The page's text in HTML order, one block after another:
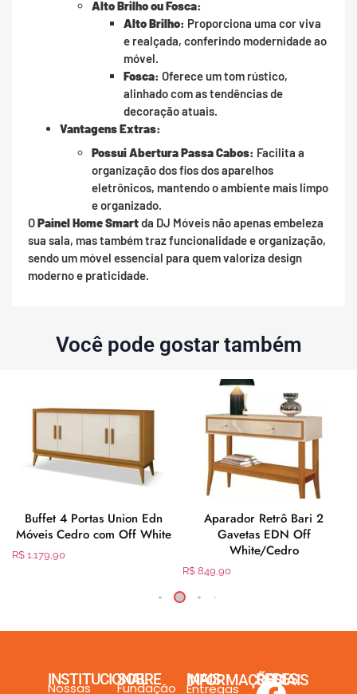
Alto Brilho ou Fosca:
Alto Brilho: Proporciona uma cor viva
e realçada, conferindo modernidade ao
móvel.
Fosca: Oferece um tom rústico,
alinhado com as tendências de
decoração atuais.
Vantagens Extras:
Possui Abertura Passa Cabos: Facilita a
organização dos fios dos aparelhos
eletrônicos, mantendo o ambiente mais limpo
e organizado.
OPainel Home Smartda DJ Móveis não apenas embeleza
sua sala, mas também traz funcionalidade e organização,
sendo um móvel essencial para quem valoriza design
moderno e praticidade.
Você pode gostar também
Buffet 4 Portas Union Edn
Móveis Cedro com Off White
R$ 1.179,90
Aparador Retrô Bari 2
Gavetas EDN Off
White/Cedro
R$ 849,90
INSTITUCIONAL
Nossas SOBRE
Fundação MAIS INFORMAÇÕES
Entregas REDES SOCIAIS